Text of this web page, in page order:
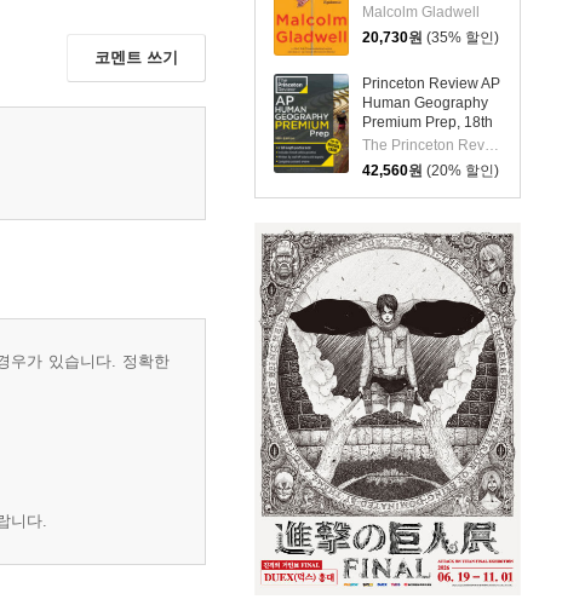
Malcolm Gladwell
20,730원 (35% 할인)
Princeton Review AP
Human Geography
Premium Prep, 18th
Edition: 6 Practice
Tests + Digital
Practice Online +
Content Review
The Princeton Review
42,560원 (20% 할인)
코멘트 쓰기
우가 있습니다. 정확한
니다.